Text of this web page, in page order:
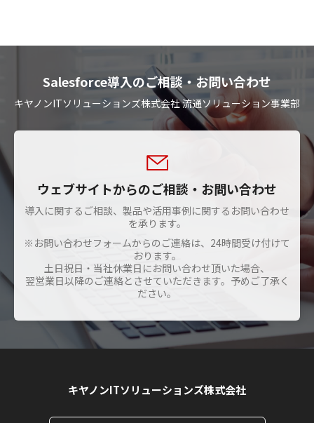
Salesforce導入のご相談・お問い合わせ
キヤノンITソリューションズ株式会社 流通ソリューション事業部
ウェブサイトからのご相談・お問い合わせ
導入に関するご相談、製品や活用事例に関するお問い合わせ
を承ります。
※お問い合わせフォームからのご連絡は、24時間受け付けて
おります。
土日祝日・当社休業日にお問い合わせ頂いた場合、
翌営業日以降のご連絡とさせていただきます。予めご了承く
ださい。
キヤノンITソリューションズ株式会社